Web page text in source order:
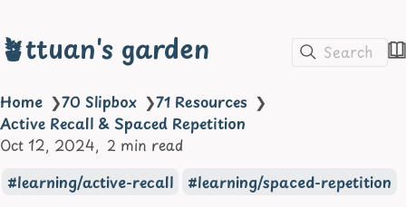
🪴ttuan's garden Search
Home ❯70 Slipbox ❯71 Resources ❯
Active Recall & Spaced Repetition
Oct 12, 2024
2 min read
learning/active-recall
learning/spaced-repetition